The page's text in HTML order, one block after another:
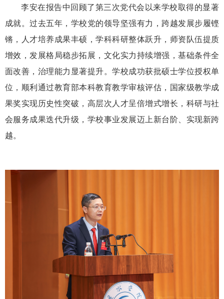
李安在报告中回顾了第三次党代会以来学校取得的显著
成就。过去五年，学校党的领导坚强有力，跨越发展步履铿
锵，人才培养成果丰硕，学科科研整体跃升，师资队伍提质
增效，发展格局稳步拓展，文化实力持续增强，基础条件全
面改善，治理能力显著提升。学校成功获批硕士学位授权单
位，顺利通过教育部本科教育教学审核评估，国家级教学成
果奖实现历史性突破，高层次人才呈倍增式增长，科研与社
会服务成果迭代升级，学校事业发展迈上新台阶、实现新跨
越。